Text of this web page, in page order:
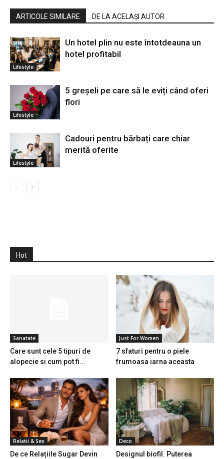
ARTICOLE SIMILARE DE LA ACELAȘI AUTOR
Lifestyle
Un hotel plin nu este întotdeauna un
hotel profitabil
Lifestyle
5 greșeli pe care să le eviți când oferi
flori
Lifestyle
Cadouri pentru bărbați care chiar
merită oferite
Hot
Sanatate
Care sunt cele 5 tipuri de
alopecie si cum pot fi...
Just For Women
7 sfaturi pentru o piele
frumoasa iarna aceasta
Relatii & Sex
De ce Relațiile Sugar Devin
Deco
Designul biofil. Puterea